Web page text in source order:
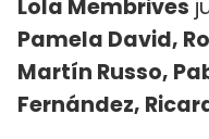
Lola Membrives
Pamela David,
Martín Russo,
Fernández,